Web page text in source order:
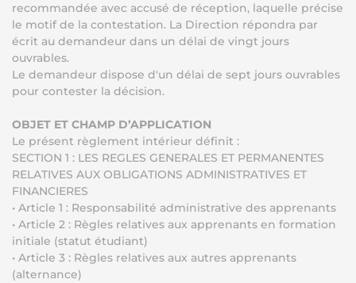
recommandée avec accusé de réception, laquelle précise
le motif de la contestation. La Direction répondra par
écrit au demandeur dans un délai de vingt jours
ouvrables.
Le demandeur dispose d'un délai de sept jours ouvrables
pour contester la décision.
OBJET ET CHAMP D’APPLICATION
Le présent règlement intérieur définit :
SECTION 1 : LES REGLES GENERALES ET PERMANENTES
RELATIVES AUX OBLIGATIONS ADMINISTRATIVES ET
FINANCIERES
• Article 1 : Responsabilité administrative des apprenants
• Article 2 : Règles relatives aux apprenants en formation
initiale (statut étudiant)
• Article 3 : Règles relatives aux autres apprenants
(alternance)